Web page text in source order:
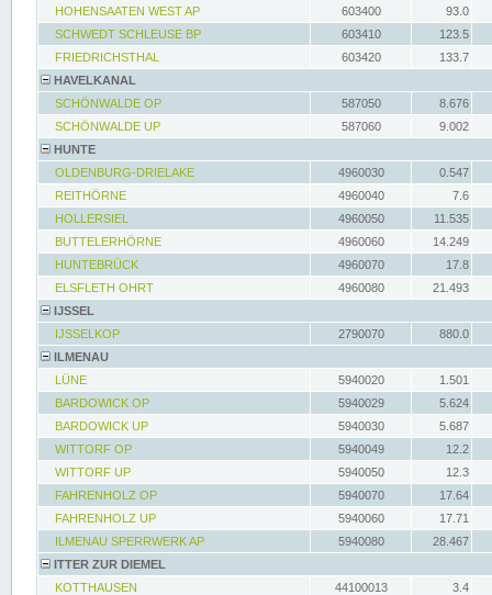
HOHENSAATEN WEST AP
603400
93.0
SCHWEDT SCHLEUSE BP
603410
123.5
FRIEDRICHSTHAL
603420
133.7
HAVELKANAL
SCHÖNWALDE OP
587050
8.676
SCHÖNWALDE UP
587060
9.002
HUNTE
OLDENBURG-DRIELAKE
4960030
0.547
REITHÖRNE
4960040
7.6
HOLLERSIEL
4960050
11.535
BUTTELERHÖRNE
4960060
14.249
HUNTEBRÜCK
4960070
17.8
ELSFLETH OHRT
4960080
21.493
IJSSEL
IJSSELKOP
2790070
880.0
ILMENAU
LÜNE
5940020
1.501
BARDOWICK OP
5940029
5.624
BARDOWICK UP
5940030
5.687
WITTORF OP
5940049
12.2
WITTORF UP
5940050
12.3
FAHRENHOLZ OP
5940070
17.64
FAHRENHOLZ UP
5940060
17.71
ILMENAU SPERRWERK AP
5940080
28.467
ITTER ZUR DIEMEL
KOTTHAUSEN
44100013
3.4